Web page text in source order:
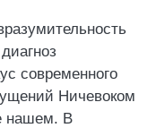
современного
Ничевоком
нашем. В